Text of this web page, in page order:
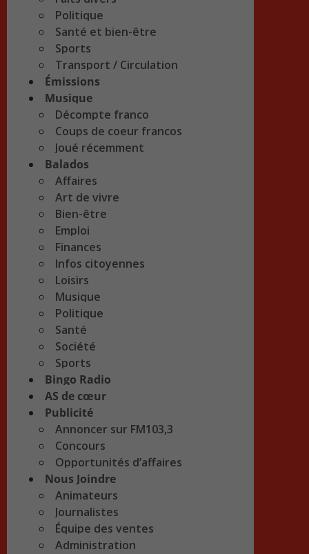
Politique
Santé et bien-être
Sports
Transport / Circulation
Émissions
Musique
Décompte franco
Coups de coeur francos
Joué récemment
Balados
Affaires
Art de vivre
Bien-être
Emploi
Finances
Infos citoyennes
Loisirs
Musique
Politique
Santé
Société
Sports
Bingo Radio
AS de cœur
Publicité
Annoncer sur FM103,3
Concours
Opportunités d’affaires
Nous Joindre
Animateurs
Journalistes
Équipe des ventes
Administration